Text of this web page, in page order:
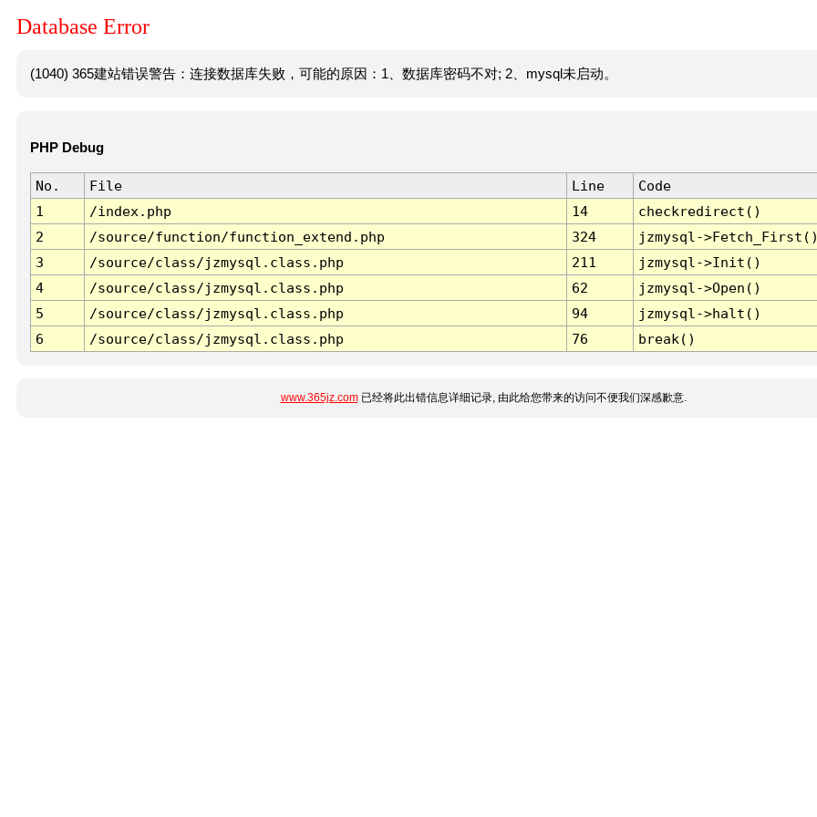
Database Error
(1040) 365建站错误警告：连接数据库失败，可能的原因：1、数据库密码不对; 2、mysql未启动。
PHP Debug
No. File Line
Code
1
/index.php 14
checkredirect()
2
/source/function/function_extend.php 324
jzmysql-
3
/source/class/jzmysql.class.php 211
jzmysql->Init()
4
/source/class/jzmysql.class.php 62
jzmysql->Open()
5
/source/class/jzmysql.class.php 94
jzmysql->halt()
6
/source/class/jzmysql.class.php 76 break()
www.365jz.com已经将此出错信息详细记录, 由此给您带来的访问不便我们深感歉意.